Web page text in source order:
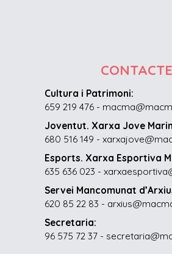
CONTACTE
Cultura i Patrimoni:
659 219 476 -
Joventut. Xarxa Jove
680 516 149 -
Esports. Xarxa Esportiva
635 636 023 -
Servei Mancomunat
620 85 22 83 -
Secretaria:
96 575 72 37 -